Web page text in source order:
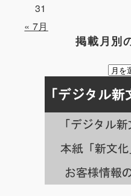
31
« 7月
掲載月別
掲
月
別
の
事
一
覧